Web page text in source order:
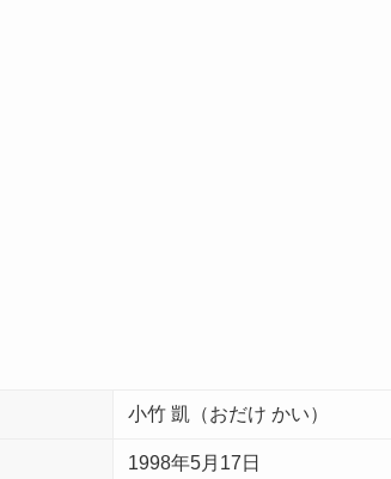
小竹 凱（おだけ かい）
1998年5月17日